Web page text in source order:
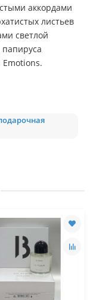
аккордами
листьев
светлой